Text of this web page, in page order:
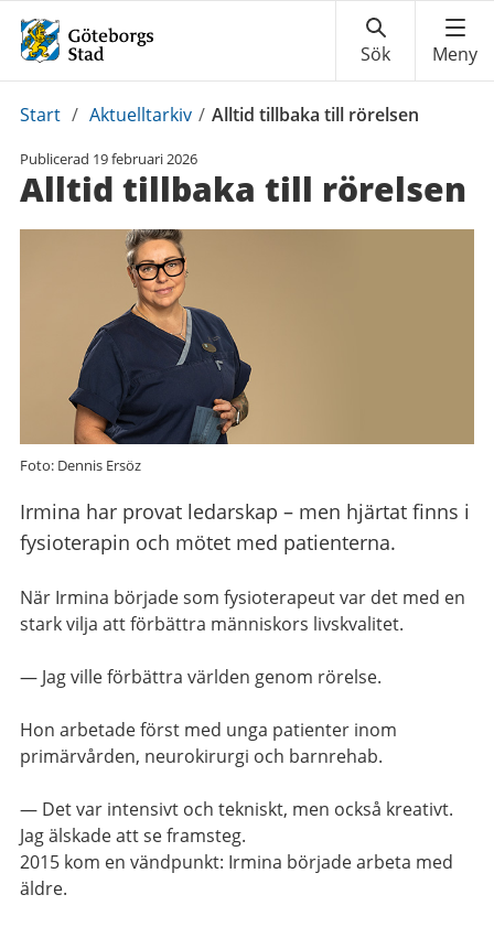
Du
här:
Start / Aktuelltarkiv / Alltid tillbaka till rörelsen
Publicerad 19 februari 2026
Alltid tillbaka till rörelsen
Foto: Dennis Ersöz
Irmina har provat ledarskap – men hjärtat finns i
fysioterapin och mötet med patienterna.
När Irmina började som fysioterapeut var det med en
stark vilja att förbättra människors livskvalitet.
— Jag ville förbättra världen genom rörelse.
Hon arbetade först med unga patienter inom
primärvården, neurokirurgi och barnrehab.
— Det var intensivt och tekniskt, men också kreativt.
Jag älskade att se framsteg.
2015 kom en vändpunkt: Irmina började arbeta med
äldre.